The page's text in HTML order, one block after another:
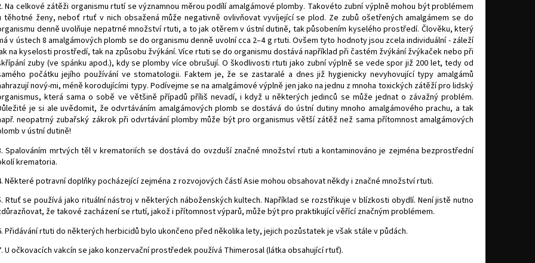
Na celkové zátěži organismu rtutí se významnou měrou podílí amalgámové plomby. Takovéto zubní výplně mohou být problémem
těhotné ženy, neboť rtuť v nich obsažená může negativně ovlivňovat vyvíjející se plod. Ze zubů ošetřených amalgámem se do
denně uvolňuje nepatrné množství rtuti, a to jak otěrem v ústní dutině, tak působením kyselého prostředí. Člověku, který
v ústech 8 amalgámových plomb se do organismu denně uvolní cca 2–4 g rtuti. Ovšem tyto hodnoty jsou zcela individuální - záleží
na kyselosti prostředí, tak na způsobu žvýkání. Více rtuti se do organismu dostává například při častém žvýkání žvýkaček nebo při
zuby (ve spánku apod.), kdy se plomby více obrušují. O škodlivosti rtuti jako zubní výplně se vede spor již 200 let, tedy od
počátku jejího používání ve stomatologii. Faktem je, že se zastaralé a dnes již hygienicky nevyhovující typy amalgámů
nový-mi, méně korodujícími typy. Podívejme se na amalgámové výplně jen jako na jednu z mnoha toxických zátěží pro lidský
která sama o sobě ve většině případů příliš nevadí, i když u některých jedinců se může jednat o závažný problém.
je si ale uvědomit, že odvrtáváním amalgámových plomb se dostává do ústní dutiny mnoho amalgámového prachu, a tak
neopatrný zubařský zákrok při odvrtávání plomby může být pro organismus větší zátěž než sama přítomnost amalgámových
v ústní dutině!
Spalováním mrtvých těl v krematoriích se dostává do ovzduší značné množství rtuti a kontaminováno je zejména bezprostřední
krematoria.
Některé potravní doplňky pocházející zejména z rozvojových částí Asie mohou obsahovat někdy i značné množství rtuti.
Rtuť se používá jako rituální nástroj v některých náboženských kultech. Například se rozstřikuje v blízkosti obydlí. Není jistě nutno
že takové zacházení se rtutí, jakož i přítomnost výparů, může být pro praktikující věřící značným problémem.
Přidávání rtuti do některých herbicidů bylo ukončeno před několika lety, jejich pozůstatek je však stále v půdách.
U očkovacích vakcín se jako konzervační prostředek používá Thimerosal (látka obsahující rtuť).